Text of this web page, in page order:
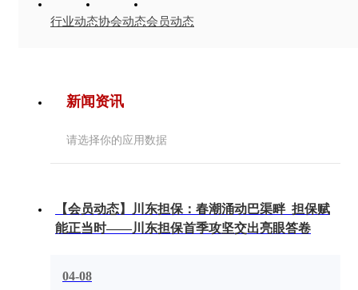
行业动态协会动态会员动态
新闻资讯
请选择你的应用数据
【会员动态】川东担保：春潮涌动巴渠畔 担保赋
能正当时——川东担保首季攻坚交出亮眼答卷
04-08